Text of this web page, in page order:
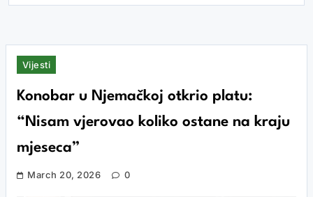
Vijesti
Konobar u Njemačkoj otkrio platu:
“Nisam vjerovao koliko ostane na kraju
mjeseca”
March 20, 2026 0